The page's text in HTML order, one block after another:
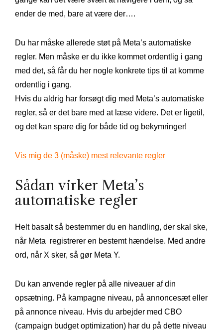
ender de med, bare at være der….
Du har måske allerede støt på Meta’s automatiske
regler. Men måske er du ikke kommet ordentlig i gang
med det, så får du her nogle konkrete tips til at komme
ordentlig i gang.
Hvis du aldrig har forsøgt dig med Meta’s automatiske
regler, så er det bare med at læse videre. Det er ligetil,
og det kan spare dig for både tid og bekymringer!
Vis mig de 3 (måske) mest relevante regler
Sådan virker Meta’s
automatiske regler
Helt basalt så bestemmer du en handling, der skal ske,
når Meta registrerer en bestemt hændelse. Med andre
ord, når X sker, så gør Meta Y.
Du kan anvende regler på alle niveauer af din
opsætning. På kampagne niveau, på annoncesæt eller
på annonce niveau. Hvis du arbejder med CBO
(campaign budget optimization) har du på dette niveau